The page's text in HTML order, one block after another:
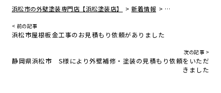
浜松市の外壁塗装専門店【浜松塗装店】 >新着情報 > 静岡県浜松市 F様
< 前の記事
浜松市屋根板金工事のお見積もり依頼がありました
次の記事 >
静岡県浜松市 S様により外壁補修・塗装の見積もり依頼をいただ
きました